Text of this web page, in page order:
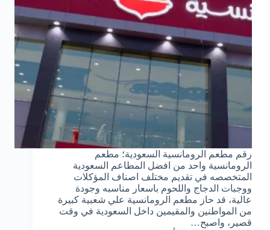
رقم مطعم الرومانسية السعودية؛ مطعم
الرومانسية واحد من افضل المطاعم السعودية
المتخصصه في تقديم مختلف اصناف المؤكلات
ووجبات الدجاج واللحوم باسعار مناسبه وجودة
عالية، قد حاز مطعم الرومانسية علي شعبية كبيرة
من المواطنين والمقيمين داخل السعودية في وقت
قصير، واصبح…